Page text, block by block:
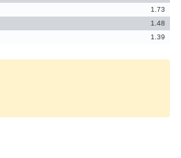
1.73
1.48
1.39